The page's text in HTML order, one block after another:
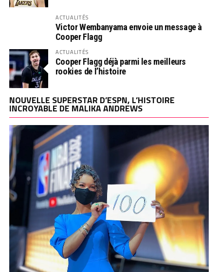
ACTUALITÉS
Victor Wembanyama envoie un message à
Cooper Flagg
ACTUALITÉS
Cooper Flagg déjà parmi les meilleurs
rookies de l’histoire
NOUVELLE SUPERSTAR D’ESPN, L’HISTOIRE
INCROYABLE DE MALIKA ANDREWS